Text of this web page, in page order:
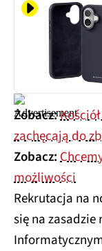
Zobacz:
zachęcają do
Zobacz:
możliwości
Rekrutacja na
się na